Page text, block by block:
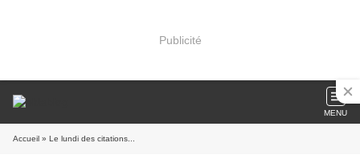
Publicité
MENU
Accueil » Le lundi des citations...